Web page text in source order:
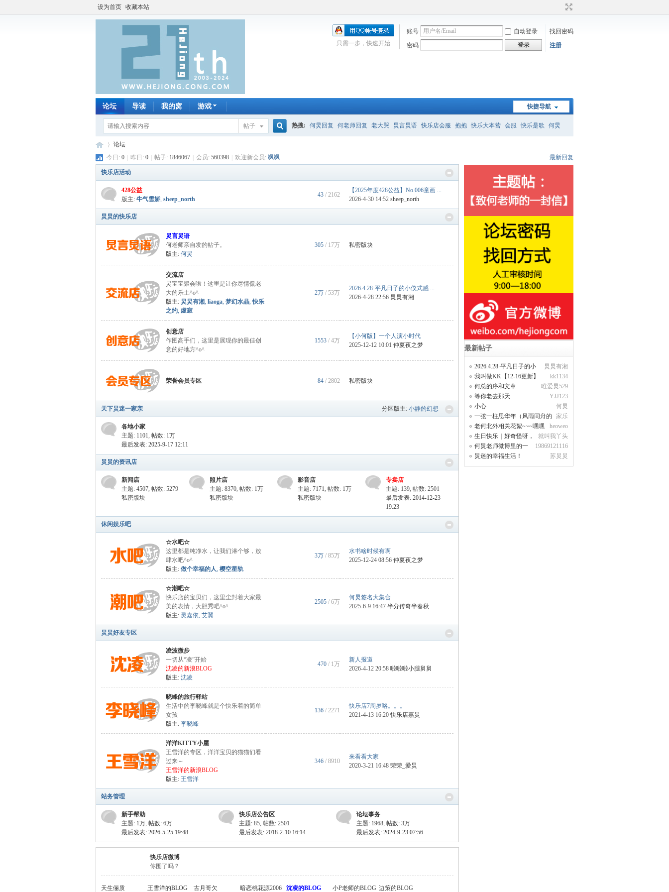
设为首页 收藏本站
账号 自动登录
找回密码
密码
登录 注册
只需一步，快速开始
快捷导航
论坛 导读 我的窝 游戏
帖子 热搜: 何炅回复 何老师回复 老大哭 炅言炅语 快乐店会服 抱抱 快乐大本营 会服 快乐是歌 何炅
»
论坛
今日: 0 昨日: 0 帖子: 1846067 会员: 560398 欢迎新会员: 飒飒 最新回复
快乐店活动
428公益
版主: 牛气雪娇, sheep_north
43 / 2162
【2025年度428公益】No.006童画 ...
2026-4-30 14:52 sheep_north
炅炅的快乐店
炅言炅语
何老师亲自发的帖子。
版主: 何炅
305 / 17万 私密版块
交流店
炅宝宝聚会啦！这里是让你尽情侃老
大的乐土^o^
版主: 炅炅有湘, liaoga, 梦幻水晶,快乐
之约, 虛寂
2万 / 53万
2026.4.28·平凡日子的小仪式感 ...
2026-4-28 22:56 炅炅有湘
创意店
作图高手们，这里是展现你的最佳创
意的好地方^o^
1553 / 4万
【小何版】一个人演小时代
2025-12-12 10:01 仲夏夜之梦
荣誉会员专区 84 / 2802 私密版块
分区版主: 小静的幻想
天下炅迷一家亲
各地小家
主题: 1101, 帖数: 1万
最后发表: 2025-9-17 12:11
炅炅的资讯店
新闻店
主题: 4507, 帖数: 5279
私密版块
照片店
主题: 8370, 帖数: 1万
私密版块
影音店
主题: 7171, 帖数: 1万
私密版块
专卖店
主题: 139, 帖数: 2501
最后发表: 2014-12-23
19:23
休闲娱乐吧
☆水吧☆
这里都是纯净水，让我们淋个够，放
肆水吧^o^
版主: 做个幸福的人, 樱空星轨
3万 / 85万
水书啥时候有啊
2025-12-24 08:56 仲夏夜之梦
☆潮吧☆
快乐店的宝贝们，这里尘封着大家最
美的表情，大胆秀吧^o^
版主: 灵嘉依, 艾翼
2505 / 6万
何炅签名大集合
2025-6-9 16:47 半分传奇半春秋
炅炅好友专区
凌波微步
一切从“凌”开始
沈凌的新浪BLOG
版主: 沈凌
470 / 1万
新人报道
2026-4-12 20:58 啦啦啦小腿舅舅
晓峰的旅行驿站
生活中的李晓峰就是个快乐着的简单
女孩
版主: 李晓峰
136 / 2271
快乐店7周岁咯。。。
2021-4-13 16:20快乐店嘉炅
洋洋KITTY小屋
王雪洋的专区，洋洋宝贝的猫猫们看
过来～
王雪洋的新浪BLOG
版主: 王雪洋
346 / 8910
来看看大家
2020-3-21 16:48 荣荣_爱炅
站务管理
新手帮助
主题: 1万, 帖数: 6万
最后发表: 2026-5-25 19:48
快乐店公告区
主题: 85, 帖数: 2501
最后发表: 2018-2-10 16:14
论坛事务
主题: 1968, 帖数: 3万
最后发表: 2024-9-23 07:56
快乐店微博
你围了吗？
天生俪质 王雪洋的BLOG 古月哥欠 暗恋桃花源2006 沈凌的BLOG 小P老师的BLOG 边策的BLOG
最新帖子
炅炅有湘
2026.4.28·平凡日子的小
仪式感，是属于何
kk1134
我叫做KK【12-16更新】
唯爱炅529
何总的序和文章
YJJ123
等你老去那天
何炅
小心
家乐
一弦一柱思华年（风雨同舟的
店店）
heoweo
老何北外相关花絮~~~嘿嘿
~~~【老何回复23楼
就叫我丫头
生日快乐｜好奇怪呀，
这一天连风和雨都是甜
19869121116
何炅老师微博里的一
些话
苏炅炅
炅迷的幸福生活！